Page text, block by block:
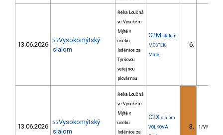
13.06.2026 65 Vysokomýtský
slalom
Řeka Loučná
ve Vysokém
Mýtě v
úseku
loděnice za
Tyršovou
veřejnou
plovárnou
C2M slalom
MOŠTĚK
Matěj
6.
13.06.2026 65 Vysokomýtský
slalom
Řeka Loučná
ve Vysokém
Mýtě v
úseku
loděnice za
C2X slalom
VOLKOVÁ
3. 1/VM